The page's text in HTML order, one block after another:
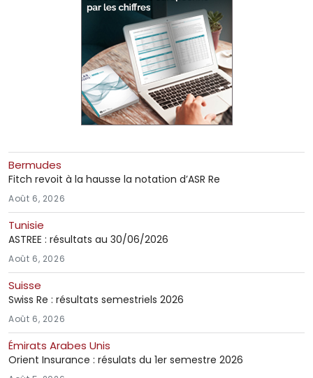
Bermudes
Fitch revoit à la hausse la notation d’ASR Re
Août 6, 2026
Tunisie
ASTREE : résultats au 30/06/2026
Août 6, 2026
Suisse
Swiss Re : résultats semestriels 2026
Août 6, 2026
Émirats Arabes Unis
Orient Insurance : résulats du 1er semestre 2026